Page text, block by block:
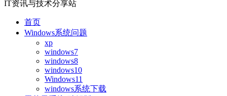
IT资讯与技术分享站
首页
Windows系统问题
xp
windows7
windows8
windows10
Windows11
windows系统下载